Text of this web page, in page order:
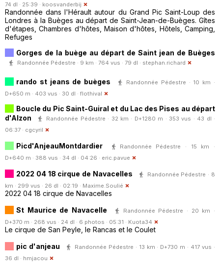
74 dl · 25:39 · koosvanderbij
Randonnée dans l'Hérault autour du Grand Pic Saint-Loup des
Londres à la Buèges au départ de Saint-Jean-de-Buèges. Gîtes
d'étapes, Chambres d'hôtes, Maison d'hôtes, Hôtels, Camping,
Refuges
Gorges de la buège au départ de Saint jean de Buèges
Randonnée Pédestre · 9 km · 764 vus · 79 dl · stephan.richard
rando st jeans de buèges
Randonnée Pédestre · 10 km ·
D+650 m · 403 vus · 30 dl · flothival
Boucle du Pic Saint-Guiral et du Lac des Pises au départ
d'Alzon
Randonnée Pédestre · 32 km · D+1280 m · 353 vus · 43 dl ·
06:37 · cgcyril
Picd'AnjeauMontdardier
Randonnée Pédestre · 15 km ·
D+640 m · 388 vus · 34 dl · 04:26 · eric.pavue
2022 04 18 cirque de Navacelles
Randonnée Pédestre · 8
km · 299 vus · 26 dl · 02:19 · Maxime.Soulié
2022 04 18 cirque de Navacelles
St Maurice de Navacelle
Randonnée Pédestre · 20 km ·
D+370 m · 268 vus · 24 dl · 6 photos · 05:31 · Kuota34
Le cirque de San Peyle, le Rancas et le Coulet
pic d'anjeau
Randonnée Pédestre · 13 km · D+730 m · 417 vus ·
36 dl · hmjacou